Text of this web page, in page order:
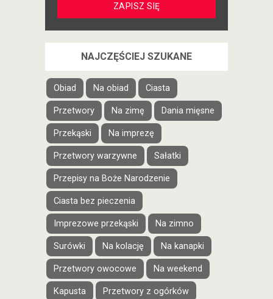
NAJCZĘŚCIEJ SZUKANE
Obiad Na obiad Ciasta
Przetwory Na zimę Dania mięsne
Przekąski Na imprezę
Przetwory warzywne Sałatki
Przepisy na Boże Narodzenie
Ciasta bez pieczenia
Imprezowe przekąski Na zimno
Surówki Na kolację Na kanapki
Przetwory owocowe Na weekend
Kapusta Przetwory z ogórków